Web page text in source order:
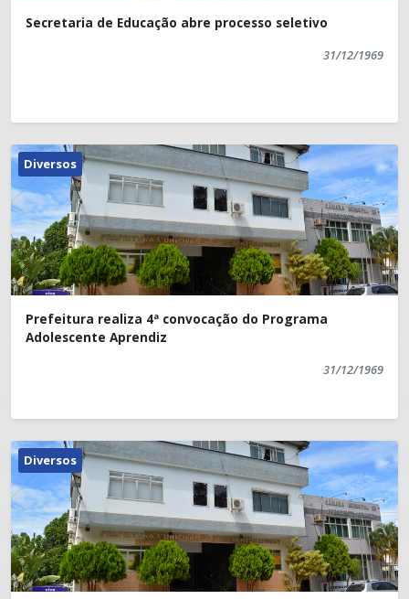
Secretaria de Educação abre processo seletivo
31/12/1969
Diversos
Prefeitura realiza 4ª convocação do Programa
Adolescente Aprendiz
31/12/1969
Diversos